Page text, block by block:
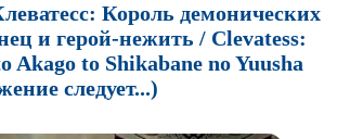
Король демонических
и герой-нежить / Clevatess:
Akago to Shikabane no Yuusha
следует...)